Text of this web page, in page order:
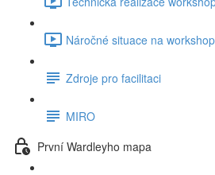
Náročné situace na
Zdroje pro facilitaci
MIRO
První Wardleyho mapa